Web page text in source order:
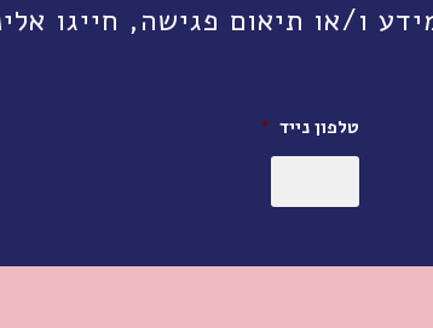
תיאום פגישה, חייגו אלינו 351-926921448+ או השאירו
טלפון נייד *